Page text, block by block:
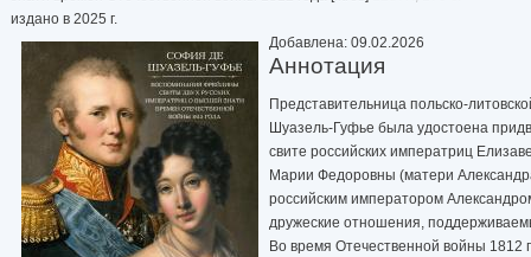
издано в 2025 г.
Добавлена: 09.02.2026
Аннотация
Представительница польско-
Шуазель-Гуфье была удостоена
свите российских императриц
Марии Федоровны (матери
российским императором
дружеские отношения,
Во время Отечественной войны 1812